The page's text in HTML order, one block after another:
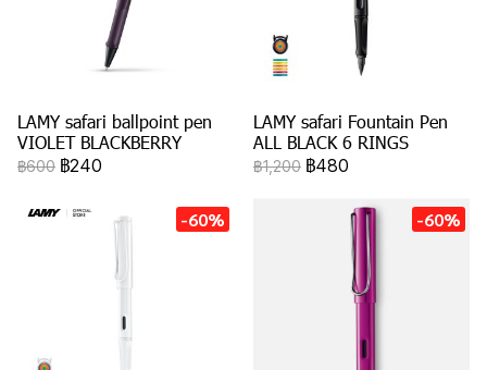
LAMY safari ballpoint pen
VIOLET BLACKBERRY
฿600 ฿240
LAMY safari Fountain Pen
ALL BLACK 6 RINGS
฿1,200 ฿480
-60% -60%